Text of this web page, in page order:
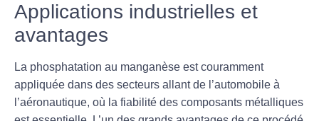
Applications industrielles et
avantages
La phosphatation au manganèse est couramment
appliquée dans des secteurs allant de l’automobile à
l’aéronautique, où la fiabilité des composants métalliques